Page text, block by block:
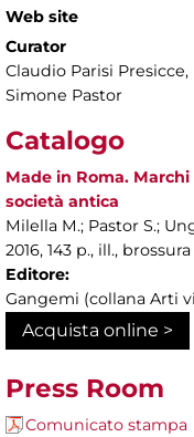
Web site
Curator
Claudio Parisi
Simone Pastor
Catalogo
Made in Roma.
società antica
Milella M.; Pastor S.;
2016, 143 p., ill., brossura
Editore:
Gangemi (collana Arti
Acquista online >
Press Room
Comunicato stampa